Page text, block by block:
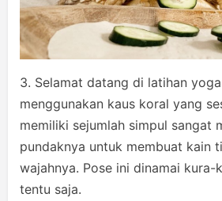
3. Selamat datang di latihan
menggunakan kaus koral yang
memiliki sejumlah simpul sangat
pundaknya untuk membuat kain
wajahnya. Pose ini dinamai kura-
tentu saja.